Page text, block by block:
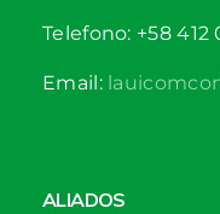
Telefono: +58 412
Email:
ALIADOS